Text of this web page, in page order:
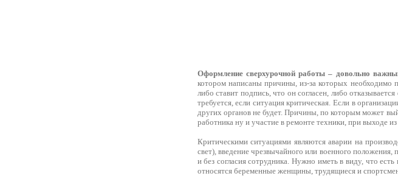
Оформление сверхурочной работы – довольно
котором написаны причины, из-за которых необходимо
либо ставит подпись, что он согласен, либо
требуется, если ситуация критическая. Если в
других органов не будет. Причины, по которым может
работника ну и участие в ремонте техники, при выходе
Критическими ситуациями являются аварии на
свет), введение чрезвычайного или военного
и без согласия сотрудника. Нужно иметь в виду, что
относятся беременные женщины, трудящиеся и